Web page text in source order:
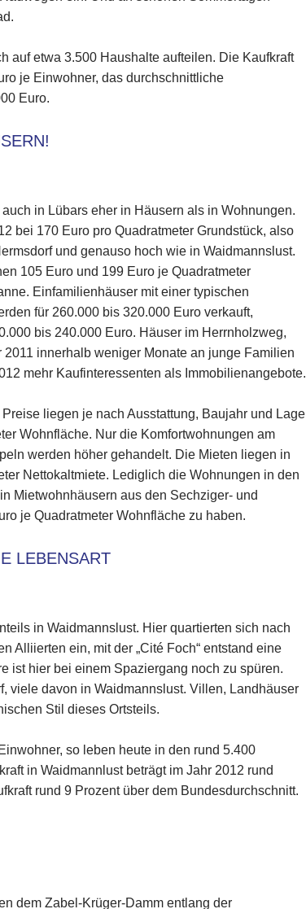
auf etwa 3.500 Haushalte aufteilen. Die Kaufkraft
je Einwohner, das durchschnittliche
Euro.
in Lübars eher in Häusern als in Wohnungen.
bei 170 Euro pro Quadratmeter Grundstück, also
und genauso hoch wie in Waidmannslust.
105 Euro und 199 Euro je Quadratmeter
Einfamilienhäuser mit einer typischen
für 260.000 bis 320.000 Euro verkauft,
bis 240.000 Euro. Häuser im Herrnholzweg,
innerhalb weniger Monate an junge Familien
mehr Kaufinteressenten als Immobilienangebote.
liegen je nach Ausstattung, Baujahr und Lage
Wohnfläche. Nur die Komfortwohnungen am
werden höher gehandelt. Die Mieten liegen in
Nettokaltmiete. Lediglich die Wohnungen in den
Mietwohnhäusern aus den Sechziger- und
je Quadratmeter Wohnfläche zu haben.
LEBENSART
in Waidmannslust. Hier quartierten sich nach
Alliierten ein, mit der „Cité Foch“ entstand eine
ist hier bei einem Spaziergang noch zu spüren.
viele davon in Waidmannslust. Villen, Landhäuser
Stil dieses Ortsteils.
so leben heute in den rund 5.400
in Waidmannlust beträgt im Jahr 2012 rund
rund 9 Prozent über dem Bundesdurchschnitt.
dem Zabel-Krüger-Damm entlang der